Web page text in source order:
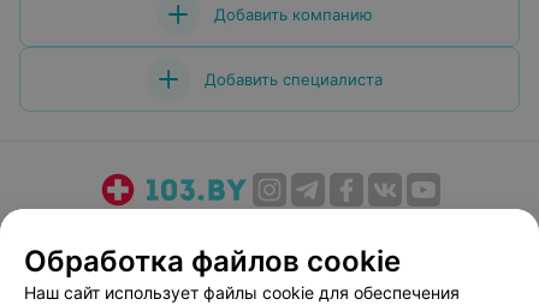
Добавить компанию
Добавить специалиста
Медицинский маркетинг
Публичный договор
Пользовательское соглашение
Способы оплаты
Обработка файлов cookie
Наш сайт использует файлы cookie для обеспечения